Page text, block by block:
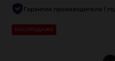
Гарантия производителя 1
РАСПРОДАЖА